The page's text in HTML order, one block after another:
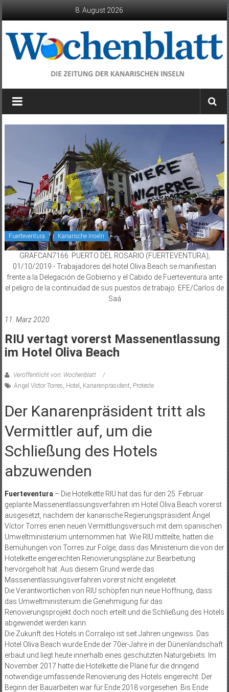
8. August 2026
Wochenblatt
die
Fuerteventura Kanarische Inseln
GRAFCAN7166. PUERTO DEL ROSARIO (FUERTEVENTURA),
01/10/2019.- Trabajadores del hotel Oliva Beach se manifiestan
frente a la Delegación de Gobierno y el Cabido de Fuerteventura ante
el peligro de la continuidad de sus puestos de trabajo. EFE/Carlos de
Saá
11. März 2020
RIU vertagt vorerst Massenentlassung
im Hotel Oliva Beach
Veröffentlicht von: Wochenblatt
Ángel Víctor Torres Hotel Kanarenpräsident Proteste
Der Kanarenpräsident tritt als
Vermittler auf, um die
Schließung des Hotels
abzuwenden
Fuerteventura – Die Hotelkette RIU hat das für den 25. Februar
geplante Massenentlassungsverfahren im Hotel Oliva Beach vorerst
ausgesetzt, nachdem der kanarische Regierungspräsident Ángel
Víctor Torres einen neuen Vermittlungsversuch mit dem spanischen
Umweltministerium unternommen hat. Wie RIU mitteilte, hatten die
Bemühungen von Torres zur Folge, dass das Ministerium die von der
Hotelkette eingereichten Renovierungspläne zur Bearbeitung
hervorgeholt hat. Aus diesem Grund werde das
Massenentlassungsverfahren vorerst nicht eingeleitet.
Die Verantwortlichen von RIU schöpfen nun neue Hoffnung, dass
das Umweltministerium die Genehmigung für das
Renovierungsprojekt doch noch erteilt und die Schließung des Hotels
abgewendet werden kann.
Die Zukunft des Hotels in Corralejo ist seit Jahren ungewiss. Das
Hotel Oliva Beach wurde Ende der 70er-Jahre in der Dünenlandschaft
erbaut und liegt heute innerhalb eines geschützten Naturgebiets. Im
November 2017 hatte die Hotelkette die Pläne für die dringend
notwendige umfassende Renovierung des Hotels eingereicht. Der
Beginn der Bauarbeiten war für Ende 2018 vorgesehen. Bis Ende